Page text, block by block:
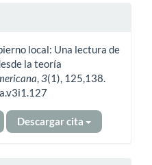
local: Una lectura de
la teoría
,3(1), 125,138.
Descargar cita